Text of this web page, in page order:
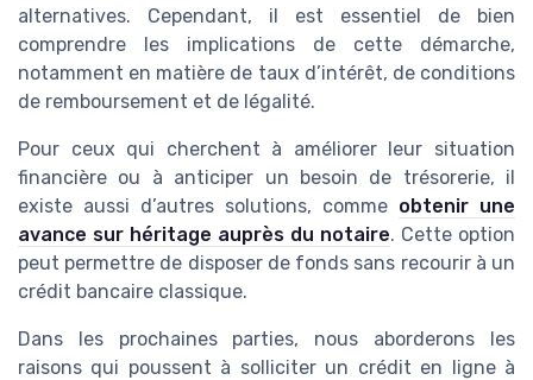
alternatives. Cependant, il est essentiel de bien
comprendre les implications de cette démarche,
notamment en matière de taux d’intérêt, de conditions
de remboursement et de légalité.
Pour ceux qui cherchent à améliorer leur situation
financière ou à anticiper un besoin de trésorerie, il
existe aussi d’autres solutions, comme obtenir une
avance sur héritage auprès du notaire. Cette option
peut permettre de disposer de fonds sans recourir à un
crédit bancaire classique.
Dans les prochaines parties, nous aborderons les
raisons qui poussent à solliciter un crédit en ligne à